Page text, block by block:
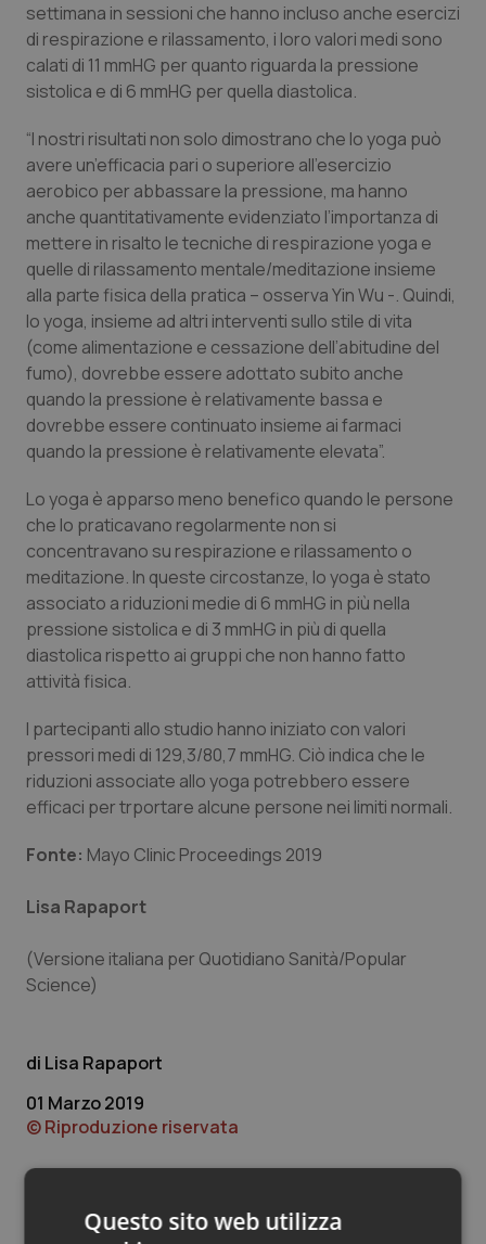
Lazio
Liguria
Lombardia
Marche
Molise
Piemonte
Provincia Autonoma di Bolzano
Provincia Autonoma di Trento
Sardegna
Sicilia
Toscana
Valle D’Aosta
Veneto
Diabete & glucometri
Disturbi dell’umore
Dolore
Donna & Salute
Epatiti
HIV
Infezioni & Febbre
Ipertensione & Scompenso
Malattia di Crohn & Rettocolite Ulcerosa
Neuroscienze & patologie neurodegenerative
Obesità
Oncodermatologia
Oncoematologia
Oncologia & Nutrizione
Quotidiano Cardiologia
Quotidiano Oncologia
Rene & patologie urogenitali
settimana in sessioni che hanno incluso anche esercizi
di respirazione e rilassamento, i loro valori medi sono
calati di 11 mmHG per quanto riguarda la pressione
sistolica e di 6 mmHG per quella diastolica.
“I nostri risultati non solo dimostrano che lo yoga può
avere un’efficacia pari o superiore all’esercizio
aerobico per abbassare la pressione, ma hanno
anche quantitativamente evidenziato l’importanza di
mettere in risalto le tecniche di respirazione yoga e
quelle di rilassamento mentale/meditazione insieme
alla parte fisica della pratica – osserva Yin Wu -. Quindi,
lo yoga, insieme ad altri interventi sullo stile di vita
(come alimentazione e cessazione dell’abitudine del
fumo), dovrebbe essere adottato subito anche
quando la pressione è relativamente bassa e
dovrebbe essere continuato insieme ai farmaci
quando la pressione è relativamente elevata”.
Lo yoga è apparso meno benefico quando le persone
che lo praticavano regolarmente non si
concentravano su respirazione e rilassamento o
meditazione. In queste circostanze, lo yoga è stato
associato a riduzioni medie di 6 mmHG in più nella
pressione sistolica e di 3 mmHG in più di quella
diastolica rispetto ai gruppi che non hanno fatto
attività fisica.
I partecipanti allo studio hanno iniziato con valori
pressori medi di 129,3/80,7 mmHG. Ciò indica che le
riduzioni associate allo yoga potrebbero essere
efficaci per trportare alcune persone nei limiti normali.
Fonte: Mayo Clinic Proceedings 2019
Lisa Rapaport
(Versione italiana per Quotidiano Sanità/Popular
Science)
Lisa Rapaport
01 Marzo 2019
© Riproduzione riservata
Questo sito web utilizza